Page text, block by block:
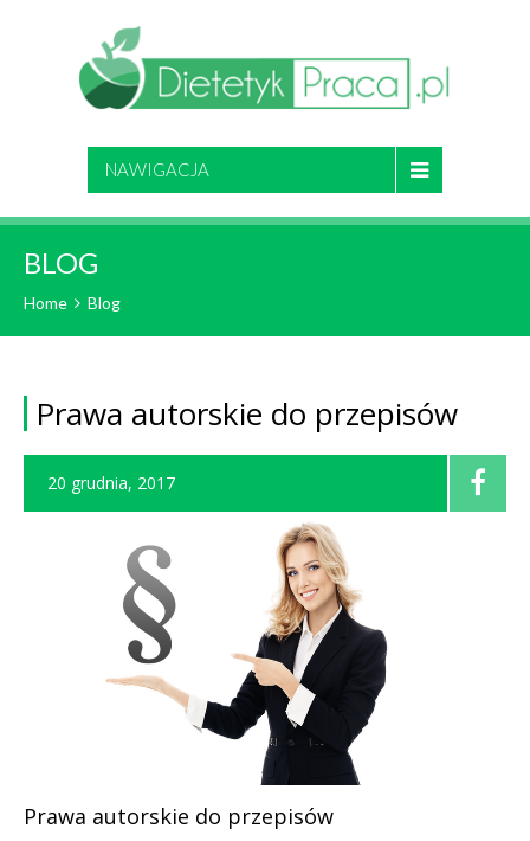
NAWIGACJA
BLOG
Home Blog
Prawa autorskie do przepisów
20 grudnia, 2017
Prawa autorskie do przepisów